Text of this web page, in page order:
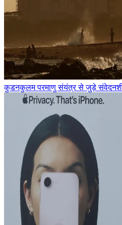
कुडनकुलम परमाणु संयंत्र से जुड़े